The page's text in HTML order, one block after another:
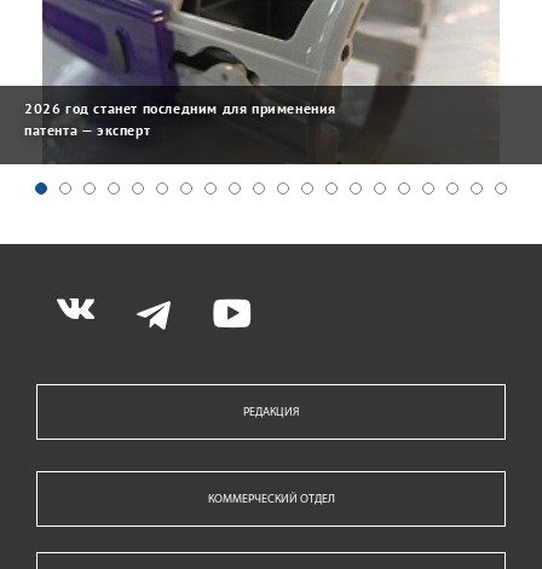
2026 год станет последним для применения
патента — эксперт
РЕДАКЦИЯ
КОММЕРЧЕСКИЙ ОТДЕЛ